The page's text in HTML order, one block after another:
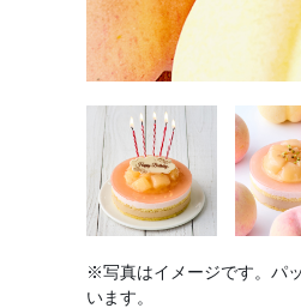
※写真はイメージです。パ
います。